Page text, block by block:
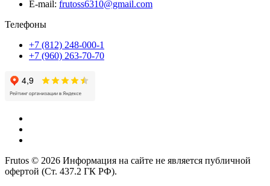
E-mail: frutoss6310@gmail.com
Телефоны
+7 (812) 248-000-1
+7 (960) 263-70-70
Frutos © 2026 Информация на сайте не является публичной
офертой (Ст. 437.2 ГК РФ).